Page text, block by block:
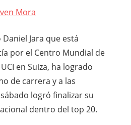
Mora
Jara que está
por el Centro Mundial de
en Suiza, ha logrado
de carrera y a las
logró finalizar su
dentro del top 20.